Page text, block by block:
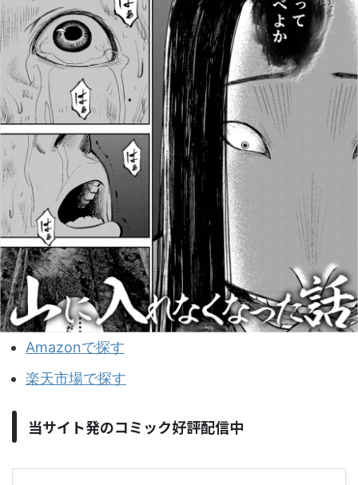
Amazonで探す
楽天市場で探す
当サイト発のコミック好評配信中